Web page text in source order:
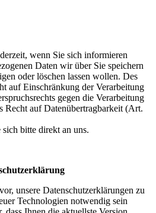
wenn Sie sich informieren
Daten wir über Sie speichern
oder löschen lassen wollen. Des
auf Einschränkung der Verarbeitung
gegen die Verarbeitung
auf Datenübertragbarkeit (Art.
bitte direkt an uns.
unsere Datenschutzerklärungen zu
Technologien notwendig sein